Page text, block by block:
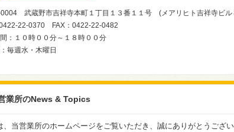
武蔵野市吉祥寺本町１丁目１３番１１号 (メアリヒト吉祥寺ビル
22-0370 FAX：0422-22-0482
：１０時００分～１８時００分
毎週水・木曜日
業所のNews & Topics
、当営業所のホームページをご覧いただき、誠にありがとうござ